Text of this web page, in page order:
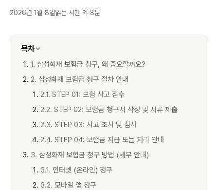
2026년 1월 8일읽는 시간 약 8분
목차
1. 삼성화재 보험금 청구, 왜 중요할까요?
2. 삼성화재 보험금 청구 절차 안내
2.1. STEP 01: 보험 사고 접수
2.2. STEP 02: 보험금 청구서 작성 및 서류 제출
2.3. STEP 03: 사고 조사 및 심사
2.4. STEP 04: 보험금 지급 또는 처리 안내
3. 삼성화재 보험금 청구 방법 (세부 안내)
3.1. 인터넷 (온라인) 청구
3.2. 모바일 앱 청구